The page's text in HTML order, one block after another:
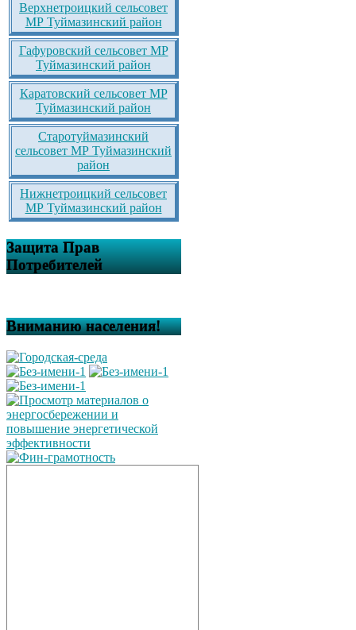
Верхнетроицкий сельсовет
МР Туймазинский район
Гафуровский сельсовет МР
Туймазинский район
Каратовский сельсовет МР
Туймазинский район
Старотуймазинский
сельсовет МР Туймазинский
район
Нижнетроицкий сельсовет
МР Туймазинский район
Защита Прав
Потребителей
Вниманию населения!